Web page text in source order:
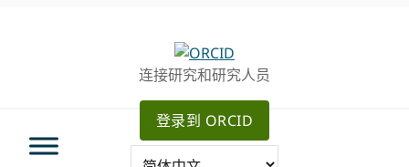
连接研究和研究人员
登录到 ORCID